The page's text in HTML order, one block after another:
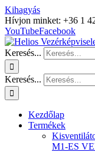
Kihagyás
Hívjon minket: +36 1
YouTubeFacebook
Keresés...
Keresés...
Kezdőlap
Termékek
M1-ES